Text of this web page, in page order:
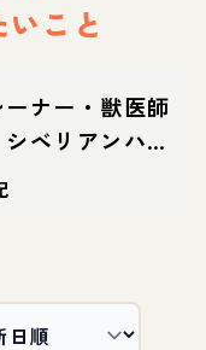
こと
ーナー・獣医師
ベリアンハス
てどんな犬？性
・育て方・迎